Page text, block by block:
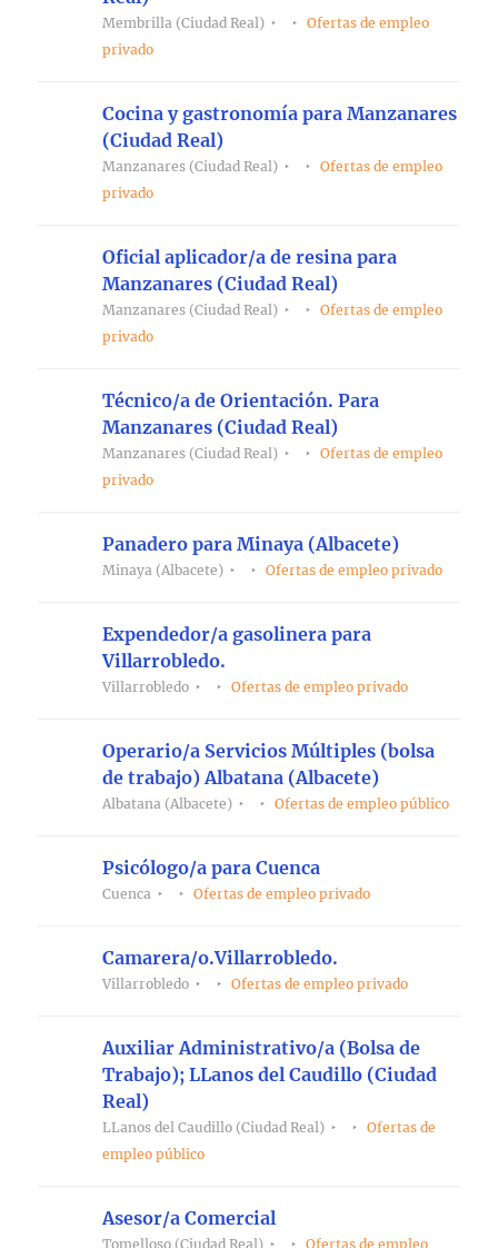
Membrilla (Ciudad Real)
Ofertas de empleo
privado
Cocina y gastronomía para Manzanares
(Ciudad Real)
Manzanares (Ciudad Real)
Ofertas de empleo
privado
Oficial aplicador/a de resina para
Manzanares (Ciudad Real)
Manzanares (Ciudad Real)
Ofertas de empleo
privado
Técnico/a de Orientación. Para
Manzanares (Ciudad Real)
Manzanares (Ciudad Real)
Ofertas de empleo
privado
Panadero para Minaya (Albacete)
Minaya (Albacete) Ofertas de empleo privado
Expendedor/a gasolinera para
Villarrobledo.
Villarrobledo Ofertas de empleo privado
Operario/a Servicios Múltiples (bolsa
de trabajo) Albatana (Albacete)
Albatana (Albacete) Ofertas de empleo público
Psicólogo/a para Cuenca
Cuenca Ofertas de empleo privado
Camarera/o.Villarrobledo.
Villarrobledo Ofertas de empleo privado
Auxiliar Administrativo/a (Bolsa de
Trabajo); LLanos del Caudillo (Ciudad
Real)
LLanos del Caudillo (Ciudad Real)
Ofertas de
empleo público
Asesor/a Comercial
Tomelloso (Ciudad Real)
Ofertas de empleo